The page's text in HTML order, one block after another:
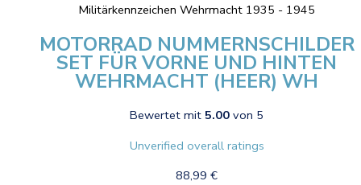
Militärkennzeichen Wehrmacht 1935 - 1945
MOTORRAD NUMMERNSCHILDER
SET FÜR VORNE UND HINTEN
WEHRMACHT (HEER) WH
Bewertet mit 5.00 von 5
Unverified overall ratings
88,99 €